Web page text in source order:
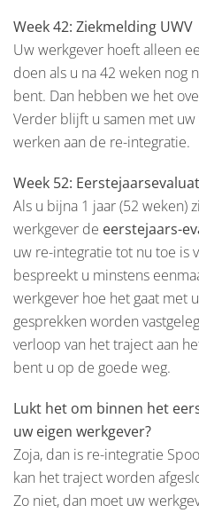
Week 42: Ziekmelding UWV
Uw werkgever hoeft alleen
doen als u na 42 weken nog
bent. Dan hebben we het
Verder blijft u samen met
werken aan de re-integratie.
Week 52:
Als u bijna 1 jaar (52 weken)
werkgever de eerstejaars-
uw re-integratie tot nu toe is
bespreekt u minstens
werkgever hoe het gaat met
gesprekken worden
verloop van het traject aan
bent u op de goede weg.
Lukt het om binnen het
uw eigen werkgever?
Zoja, dan is re-integratie
kan het traject worden
Zo niet, dan moet uw